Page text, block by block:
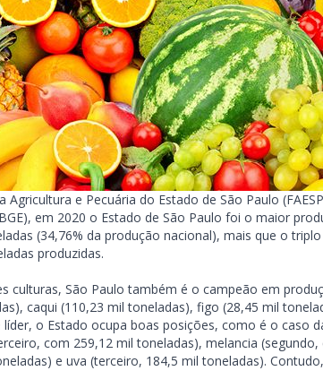
e Pecuária do Estado de São Paulo
em 2020 o Estado de São Paulo foi o maior
(34,76% da produção nacional), mais que o
produzidas.
culturas, São Paulo também é o campeão em
caqui (110,23 mil toneladas), figo (28,45 mil
o Estado ocupa boas posições, como é o caso
com 259,12 mil toneladas), melancia (segundo,
e uva (terceiro, 184,5 mil toneladas).